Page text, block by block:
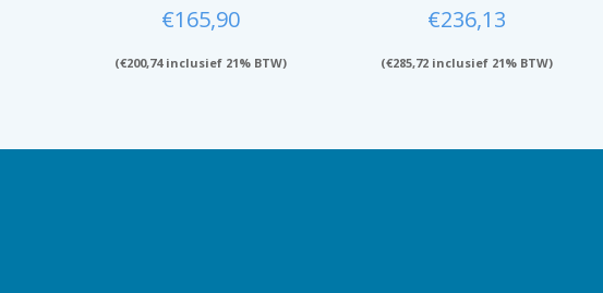
€165,90
(€200,74inclusief 21% BTW)
€236,13
(€285,72 inclusief 21% BTW)